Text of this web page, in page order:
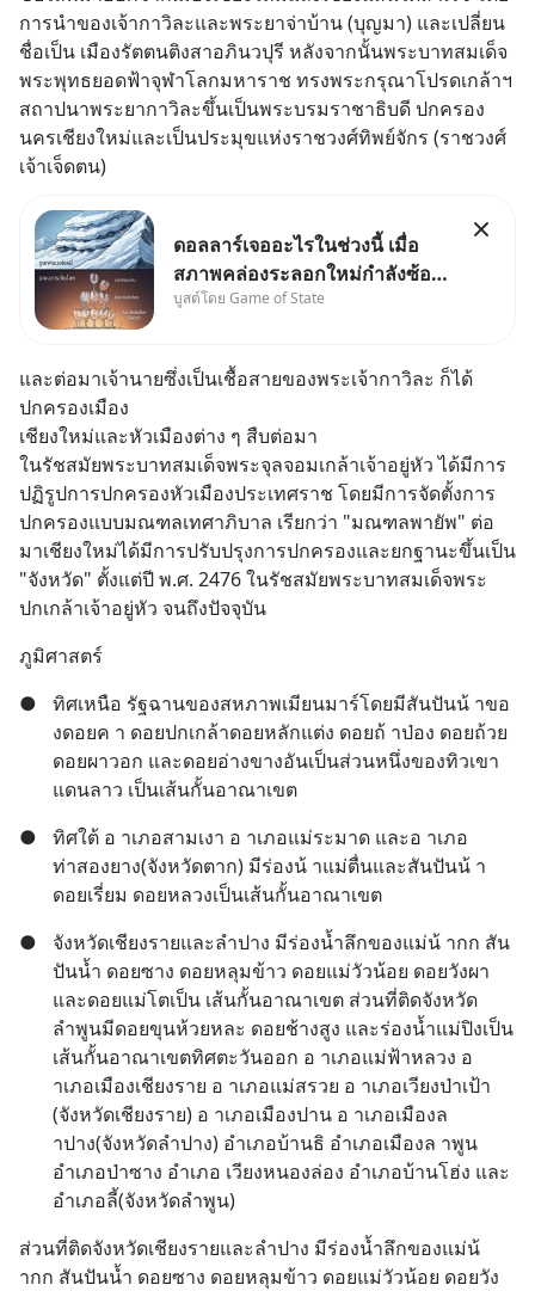
การนำของเจ้ากาวิละและพระยาจ่าบ้าน (บุญมา) และเปลี่ยน
ชื่อเป็น เมืองรัตตนติงสาอภินวปุรี หลังจากนั้นพระบาทสมเด็จ
พระพุทธยอดฟ้าจุฬาโลกมหาราช ทรงพระกรุณาโปรดเกล้าฯ
สถาปนาพระยากาวิละขึ้นเป็นพระบรมราชาธิบดี ปกครอง
นครเชียงใหม่และเป็นประมุขแห่งราชวงศ์ทิพย์จักร (ราชวงศ์
เจ้าเจ็ดตน)
ดอลลาร์เจออะไรในช่วงนี้ เมื่อ
สภาพคล่องระลอกใหม่กำลังซ้อน
ทับบนภูเขาหนี้ที่ไม่มีใครกล้าแตะ
บูสต์โดย Game of State
และต่อมาเจ้านายซึ่งเป็นเชื้อสายของพระเจ้ากาวิละ ก็ได้
ปกครองเมือง
เชียงใหม่และหัวเมืองต่าง ๆ สืบต่อมา
ในรัชสมัยพระบาทสมเด็จพระจุลจอมเกล้าเจ้าอยู่หัว ได้มีการ
ปฏิรูปการปกครองหัวเมืองประเทศราช โดยมีการจัดตั้งการ
ปกครองแบบมณฑลเทศาภิบาล เรียกว่า "มณฑลพายัพ" ต่อ
มาเชียงใหม่ได้มีการปรับปรุงการปกครองและยกฐานะขึ้นเป็น
"จังหวัด" ตั้งแต่ปี พ.ศ. 2476 ในรัชสมัยพระบาทสมเด็จพระ
ปกเกล้าเจ้าอยู่หัว จนถึงปัจจุบัน
ภูมิศาสตร์
●
ทิศเหนือ รัฐฉานของสหภาพเมียนมาร์โดยมีสันปันน้ าขอ
งดอยค า ดอยปกเกล้าดอยหลักแต่ง ดอยถ้ าป่อง ดอยถ้วย
ดอยผาวอก และดอยอ่างขางอันเป็นส่วนหนึ่งของทิวเขา
แดนลาว เป็นเส้นกั้นอาณาเขต
●
ทิศใต้ อ าเภอสามเงา อ าเภอแม่ระมาด และอ าเภอ
ท่าสองยาง(จังหวัดตาก) มีร่องน้ าแม่ตื่นและสันปันน้ า
ดอยเรี่ยม ดอยหลวงเป็นเส้นกั้นอาณาเขต
●
จังหวัดเชียงรายและลำปาง มีร่องน้ำลึกของแม่น้ ากก สัน
ปันน้ำ ดอยซาง ดอยหลุมข้าว ดอยแม่วัวน้อย ดอยวังผา
และดอยแม่โตเป็น เส้นกั้นอาณาเขต ส่วนที่ติดจังหวัด
ลำพูนมีดอยขุนห้วยหละ ดอยช้างสูง และร่องน้ำแม่ปิงเป็น
เส้นกั้นอาณาเขตทิศตะวันออก อ าเภอแม่ฟ้าหลวง อ
าเภอเมืองเชียงราย อ าเภอแม่สรวย อ าเภอเวียงป่าเป้า
(จังหวัดเชียงราย) อ าเภอเมืองปาน อ าเภอเมืองล
าปาง(จังหวัดลำปาง) อำเภอบ้านธิ อำเภอเมืองล าพูน
อำเภอป่าซาง อำเภอ เวียงหนองล่อง อำเภอบ้านโฮ่ง และ
อำเภอลี้(จังหวัดลำพูน)
ส่วนที่ติดจังหวัดเชียงรายและลำปาง มีร่องน้ำลึกของแม่น้
ากก สันปันน้ำ ดอยซาง ดอยหลุมข้าว ดอยแม่วัวน้อย ดอยวัง